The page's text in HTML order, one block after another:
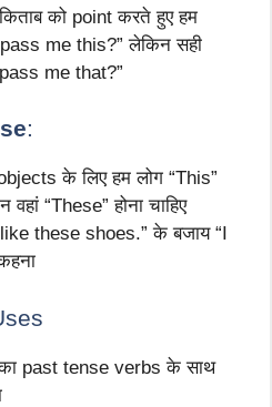
को point करते हुए हम
me this?” लेकिन सही
me that?”
:
के लिए हम लोग “This”
“These” होना चाहिए
these shoes.” के बजाय “I
past tense verbs के साथ